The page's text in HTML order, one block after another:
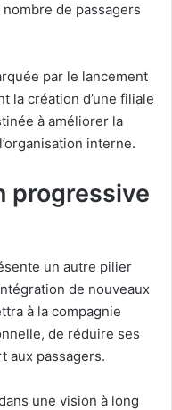
de passagers
par le lancement
la création d’une filiale
à améliorer la
interne.
progressive
un autre pilier
de nouveaux
à la compagnie
de réduire ses
aux passagers.
une vision à long